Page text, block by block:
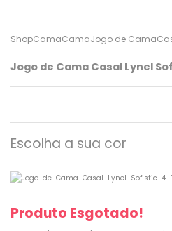
ShopCamaCamaJogo de Cama
Jogo de Cama Casal Lynel
Escolha a sua cor
Produto Esgotado!